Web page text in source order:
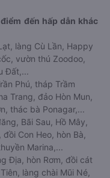
đến hấp dẫn khác
làng Cù Lần, Happy
vườn thú Zoodoo,
Đất,...
Phú, tháp Trầm
Trang, đảo Hòn Mun,
thác bà Ponagar,...
Bãi Sau, Hồ Mây,
Con Heo, hòn Bà,
Marina,...
Địa, hòn Rơm, đồi cát
làng chài Mũi Né,